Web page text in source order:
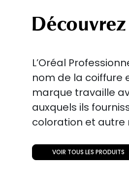
L’Oréal
nom de la coiffure
marque travaille
auxquels ils
coloration et autre
VOIR TOUS LES PRODUITS